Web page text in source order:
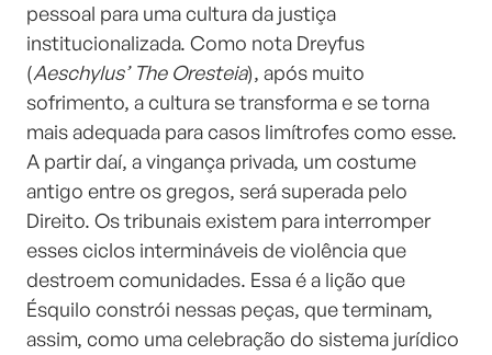
pessoal para uma cultura da justiça
institucionalizada. Como nota Dreyfus
(Aeschylus’ The Oresteia), após muito
sofrimento, a cultura se transforma e se torna
mais adequada para casos limítrofes como esse.
A partir daí, a vingança privada, um costume
antigo entre os gregos, será superada pelo
Direito. Os tribunais existem para interromper
esses ciclos intermináveis de violência que
destroem comunidades. Essa é a lição que
Ésquilo constrói nessas peças, que terminam,
assim, como uma celebração do sistema jurídico